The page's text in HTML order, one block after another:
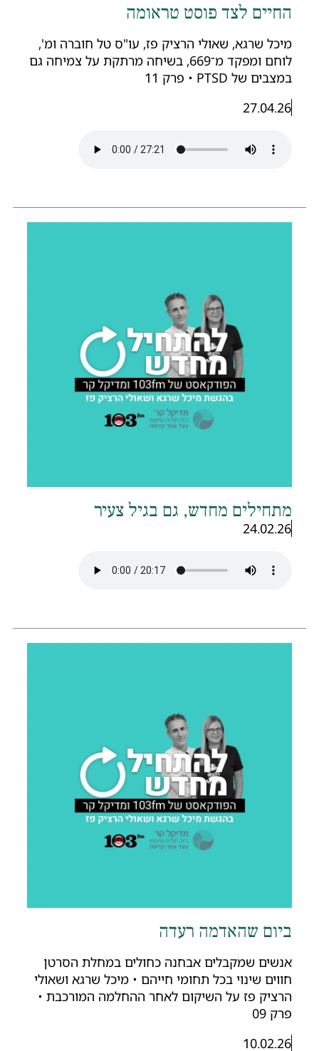
החיים לצד פוסט טראומה
מיכל שרגא, שאולי הרציק פז, עו"ס טל חוברה ומ',
לוחם ומפקד מ־669, בשיחה מרתקת על צמיחה גם
במצבים של PTSD • פרק 11
27.04.26
מתחילים מחדש, גם בגיל צעיר
24.02.26
ביום שהאדמה רעדה
אנשים שמקבלים אבחנה כחולים במחלת הסרטן
חווים שינוי בכל תחומי חייהם • מיכל שרגא ושאולי
הרציק פז על השיקום לאחר ההחלמה המורכבת •
10.02.26